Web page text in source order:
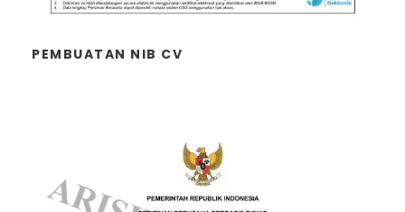
PEMBUATAN NIB CV